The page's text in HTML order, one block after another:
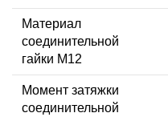
Материал
соединительной
гайки M12
Момент затяжки
соединительной